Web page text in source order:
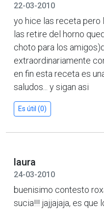
22-03-2010
yo hice las receta pero
las retire del horno
choto para los
extraordinariamente
en fin esta receta es
saludos... y sigan asi
Es útil (0)
laura
24-03-2010
buenisimo contesto
sucia!!! jajjajaja, es que